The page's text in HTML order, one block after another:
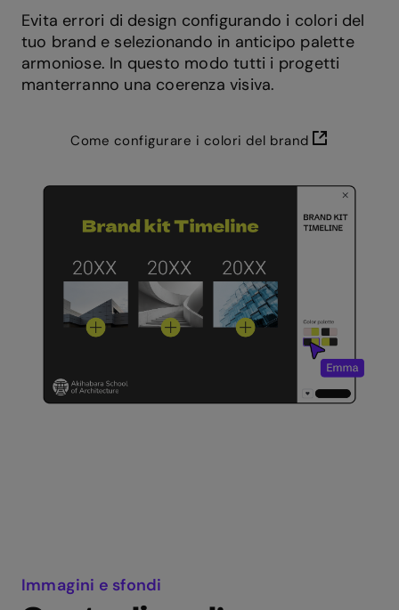
Evita errori di design configurando i colori del
tuo brand e selezionando in anticipo palette
armoniose. In questo modo tutti i progetti
manterranno una coerenza visiva.
Come configurare i colori del brand
Immagini e sfondi